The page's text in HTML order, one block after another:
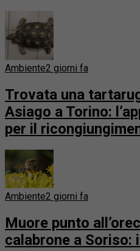
Ambiente2 giorni fa
Trovata una
Asiago a Torino:
per il
Ambiente2 giorni fa
Muore punto
calabrone a